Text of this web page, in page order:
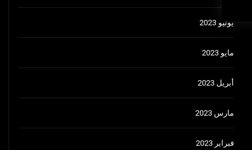
يونيو 2023
مايو 2023
أبريل 2023
مارس 2023
فبراير 2023